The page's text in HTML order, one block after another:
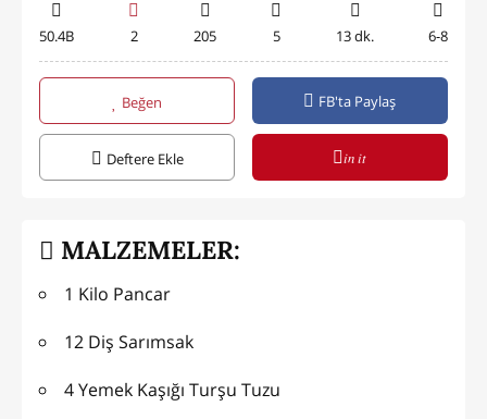
50.4B 2 205 5 13 dk. 6-8
Beğen FB'ta Paylaş
Deftere Ekle in it
MALZEMELER:
1 Kilo Pancar
12 Diş Sarımsak
4 Yemek Kaşığı Turşu Tuzu